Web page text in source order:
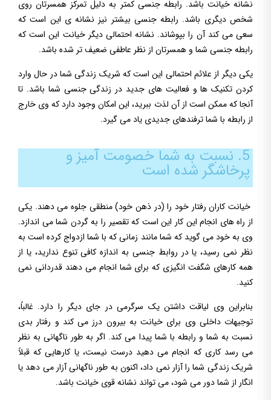
نشانه خیانت باشد. رابطه جنسی کمتر به دلیل تمرکز همسرتان روی
شخص دیگری باشد. رابطه جنسی بیشتر نیز نشانه ی این است که
سعی می کند آن را بپوشاند. نشانه احتمالی دیگر خیانت این است که
رابطه جنسی شما و همسرتان از نظر عاطفی ضعیف تر شده باشد.
یکی دیگر از علائم احتمالی این است که شریک زندگی شما در حال وارد
کردن تکنیک ها و فعالیت های جدید در زندگی جنسی شما باشد. تا
آنجا که ممکن است از آن لذت ببرید، این امکان وجود دارد که وی خارج
از رابطه با شما ترفندهای جدیدی یاد می گیرد.
5. نسبت به شما خصومت آمیز و
پرخاشگر شده است
خیانت کاران رفتار خود را (در ذهن خود) منطقی جلوه می دهند. یکی
از راه های انجام این کار این است که تقصیر را به گردن شما می اندازد.
وی به خود می گوید که شما مانند زمانی که با شما ازدواج کرده است به
نظر نمی رسید، یا در روابط جنسی به اندازه کافی تنوع ندارید، یا از
همه کارهای شگفت انگیزی که برای شما انجام می دهند قدردانی نمی
کنید.
بنابراین وی لیاقت داشتن یک سرگرمی در جای دیگر را دارد. غالباً،
توجیهات داخلی وی برای خیانت به بیرون درز می کند و رفتار بدی
نسبت به شما و رابطه با شما پیدا می کند. اگر به طور ناگهانی به نظر
می رسد کاری که انجام می دهید درست نیست، یا کارهایی که قبلاً
شریک زندگی شما را آزار نمی داد، اکنون به طور ناگهانی آزار می دهد یا
انگار از شما دور می شود، می تواند نشانه قوی خیانت باشد.